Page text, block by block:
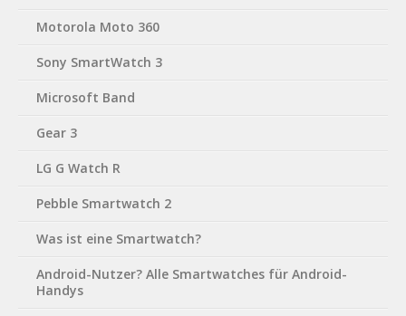
Motorola Moto 360
Sony SmartWatch 3
Microsoft Band
Gear 3
LG G Watch R
Pebble Smartwatch 2
Was ist eine Smartwatch?
Android-Nutzer? Alle Smartwatches für Android-
Handys